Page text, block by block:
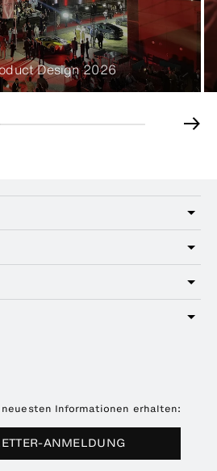
Design 2026
Informationen erhalten:
ANMELDUNG